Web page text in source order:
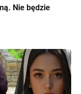
Nie będzie